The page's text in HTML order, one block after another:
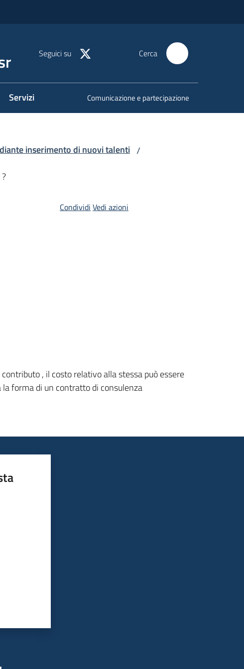
Seguici su Cerca
Servizi Comunicazione e partecipazione
inserimento di nuovi talenti /
Condividi Vedi azioni
, il costo relativo alla stessa può essere
forma di un contratto di consulenza